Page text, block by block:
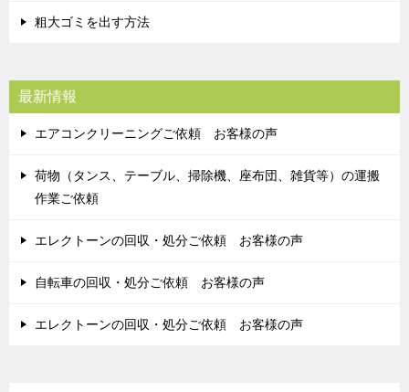
粗大ゴミを出す方法
最新情報
エアコンクリーニングご依頼 お客様の声
荷物（タンス、テーブル、掃除機、座布団、雑貨等）の運搬
作業ご依頼
エレクトーンの回収・処分ご依頼 お客様の声
自転車の回収・処分ご依頼 お客様の声
エレクトーンの回収・処分ご依頼 お客様の声